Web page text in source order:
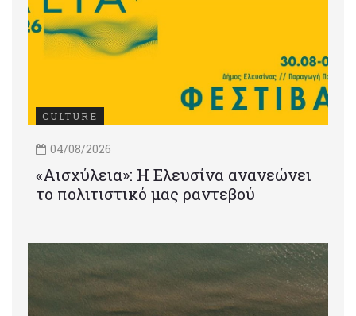
CULTURE
04/08/2026
«Αισχύλεια»: Η Ελευσίνα ανανεώνει
το πολιτιστικό μας ραντεβού